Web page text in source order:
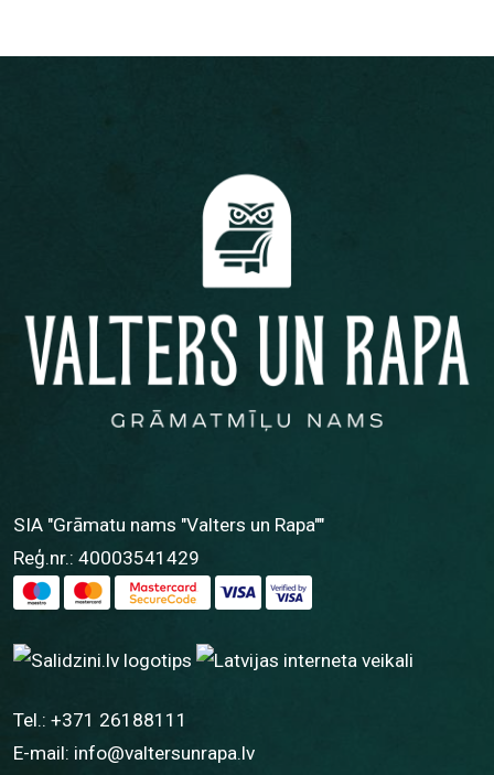
SIA "Grāmatu nams "Valters un Rapa""
Reģ.nr.: 40003541429
Tel.: +371 26188111
E-mail: info@valtersunrapa.lv